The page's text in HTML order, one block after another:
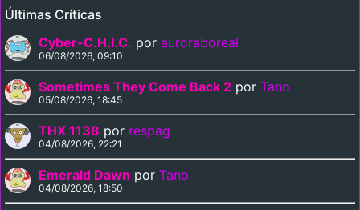
Últimas Críticas
Cyber-C.H.I.C. por auroraboreal
06/08/2026, 09:10
Sometimes They Come Back 2 por Tano
05/08/2026, 18:45
THX 1138 por respag
04/08/2026, 22:21
Emerald Dawn por Tano
04/08/2026, 18:50